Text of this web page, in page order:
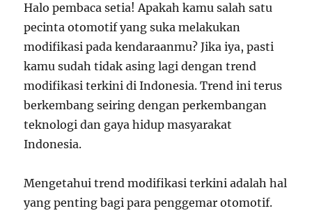
Halo pembaca setia! Apakah kamu salah satu
pecinta otomotif yang suka melakukan
modifikasi pada kendaraanmu? Jika iya, pasti
kamu sudah tidak asing lagi dengan trend
modifikasi terkini di Indonesia. Trend ini terus
berkembang seiring dengan perkembangan
teknologi dan gaya hidup masyarakat
Indonesia.
Mengetahui trend modifikasi terkini adalah hal
yang penting bagi para penggemar otomotif.